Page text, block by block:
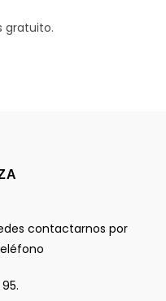
gratuito.
contactarnos por